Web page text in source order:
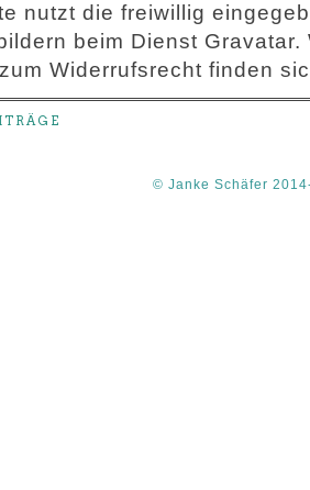
nutzt die freiwillig
beim Dienst
Widerrufsrecht finden
© Janke Schäfer